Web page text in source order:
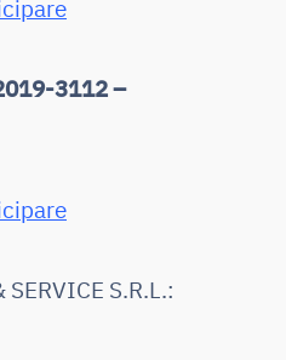
3112 –
SERVICE S.R.L.: